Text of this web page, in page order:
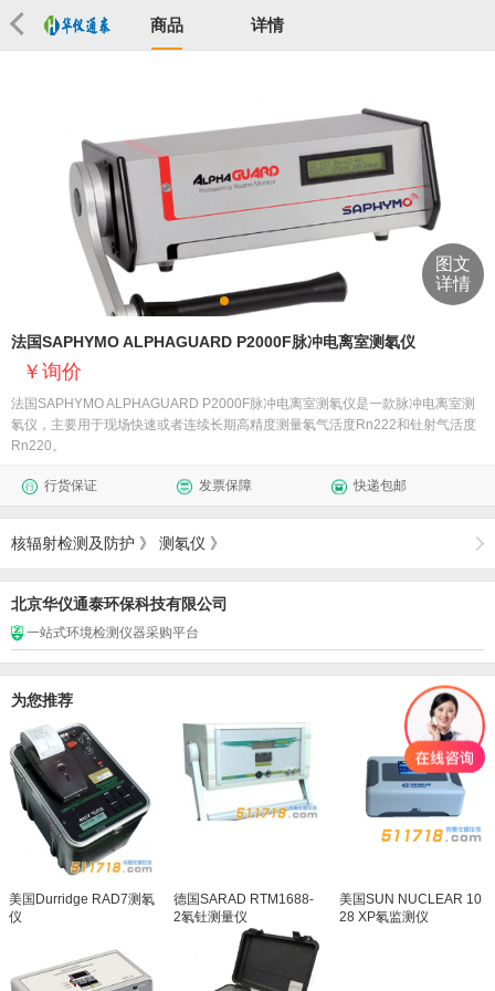
商品 详情
图文
详情
法国SAPHYMO ALPHAGUARD P2000F脉冲电离室测氡仪
询价
法国SAPHYMO ALPHAGUARD P2000F脉冲电离室测氡仪是一款脉冲电离室测
氡仪，主要用于现场快速或者连续长期高精度测量氡气活度Rn222和钍射气活度
Rn220。
行货保证 发票保障 快递包邮
核辐射检测及防护 》 测氡仪 》
北京华仪通泰环保科技有限公司
一站式环境检测仪器采购平台
为您推荐
美国Durridge RAD7测氡
仪
德国SARAD RTM1688-
2氡钍测量仪
美国SUN NUCLEAR 10
28 XP氡监测仪